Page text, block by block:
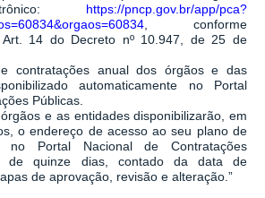
https://pncp.gov.br/app/pca?
, conforme
14 do Decreto nº 10.947, de 25 de
contratações anual dos órgãos e das
automaticamente no Portal
Públicas.
e as entidades disponibilizarão, em
o endereço de acesso ao seu plano de
no Portal Nacional de Contratações
de quinze dias, contado da data de
de aprovação, revisão e alteração.”